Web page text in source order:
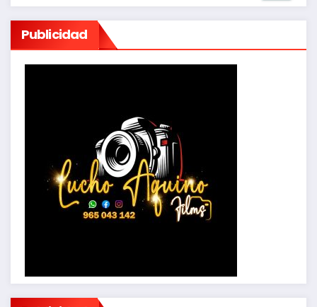
Publicidad